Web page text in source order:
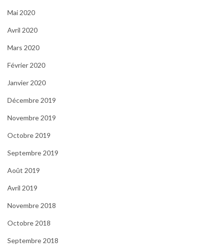
Mai 2020
Avril 2020
Mars 2020
Février 2020
Janvier 2020
Décembre 2019
Novembre 2019
Octobre 2019
Septembre 2019
Août 2019
Avril 2019
Novembre 2018
Octobre 2018
Septembre 2018